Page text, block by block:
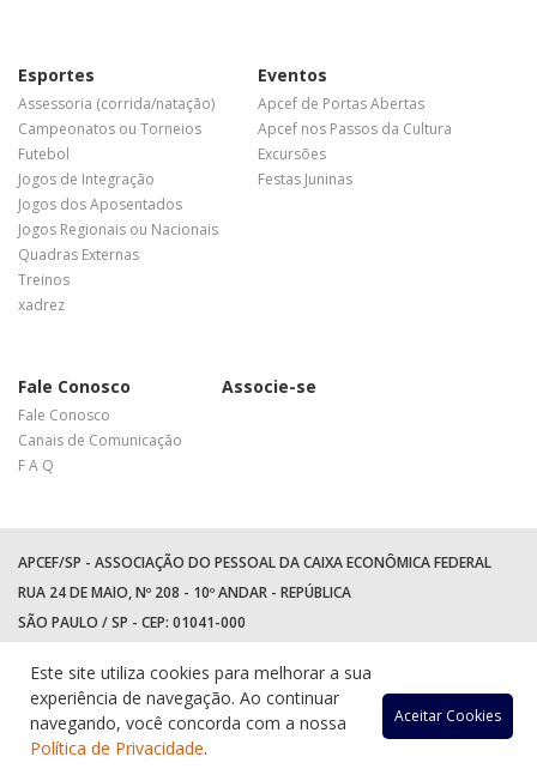
Esportes
Assessoria (corrida/natação)
Campeonatos ou Torneios
Futebol
Jogos de Integração
Jogos dos Aposentados
Jogos Regionais ou Nacionais
Quadras Externas
Treinos
xadrez
Eventos
Apcef de Portas Abertas
Apcef nos Passos da Cultura
Excursões
Festas Juninas
Fale Conosco
Fale Conosco
Canais de Comunicação
F A Q
Associe-se
APCEF/SP - ASSOCIAÇÃO DO PESSOAL DA CAIXA ECONÔMICA FEDERAL
RUA 24 DE MAIO, Nº 208 - 10º ANDAR - REPÚBLICA
SÃO PAULO / SP - CEP: 01041-000
WhatsApp: (11) 94597-5758
Acessar
Acessar
Este site utiliza cookies para melhorar a sua
experiência de navegação. Ao continuar
navegando, você concorda com a nossa
Política de Privacidade.
Aceitar Cookies